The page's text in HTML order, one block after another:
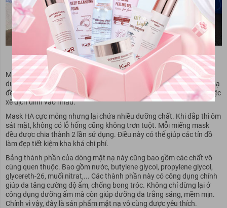
Mặt nạ M'aycreate HA
Mặt nạ HA của M'aycreate khá nổi bật khi được phủ một màu xanh
dương bắt mắt. Sản phẩm được thiết kế tinh tế với mỗi miếng mặt nạ
đều được đi kèm 1 lớp nilon phủ bên ngoài là sheetmask để tránh việc
xê dịch dính vào nhau.
Mask HA cực mỏng nhưng lại chứa nhiều dưỡng chất. Khi đắp thì ôm
sát mặt, không có lỗ hổng cũng không trơn tuột. Mỗi miếng mask
đều được chia thành 2 lần sử dụng. Điều này có thể giúp các tín đồ
làm đẹp tiết kiệm kha khá chi phí.
Bảng thành phần của dòng mặt nạ này cũng bao gồm các chất vô
cùng quen thuộc. Bao gồm nước, butylene glycol, propylene glycol,
glycereth-26, muối nitrat,... Các thành phần này có công dụng chính
giúp da tăng cường độ ẩm, chống bong tróc. Không chỉ dừng lại ở
công dụng dưỡng ẩm mà còn giúp dưỡng da trắng sáng, mềm mịn.
Chính vì vậy, đây là sản phẩm mặt nạ vô cùng được yêu thích.